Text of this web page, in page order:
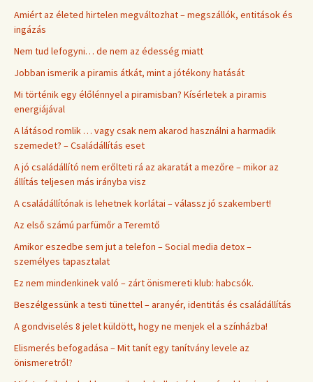
Amiért az életed hirtelen megváltozhat – megszállók, entitások és
ingázás
Nem tud lefogyni… de nem az édesség miatt
Jobban ismerik a piramis átkát, mint a jótékony hatását
Mi történik egy élőlénnyel a piramisban? Kísérletek a piramis
energiájával
A látásod romlik … vagy csak nem akarod használni a harmadik
szemedet? – Családállítás eset
A jó családállító nem erőlteti rá az akaratát a mezőre – mikor az
állítás teljesen más irányba visz
A családállítónak is lehetnek korlátai – válassz jó szakembert!
Az első számú parfümőr a Teremtő
Amikor eszedbe sem jut a telefon – Social media detox –
személyes tapasztalat
Ez nem mindenkinek való – zárt önismereti klub: habcsók.
Beszélgessünk a testi tünettel – aranyér, identitás és családállítás
A gondviselés 8 jelet küldött, hogy ne menjek el a színházba!
Elismerés befogadása – Mit tanít egy tanítvány levele az
önismeretről?